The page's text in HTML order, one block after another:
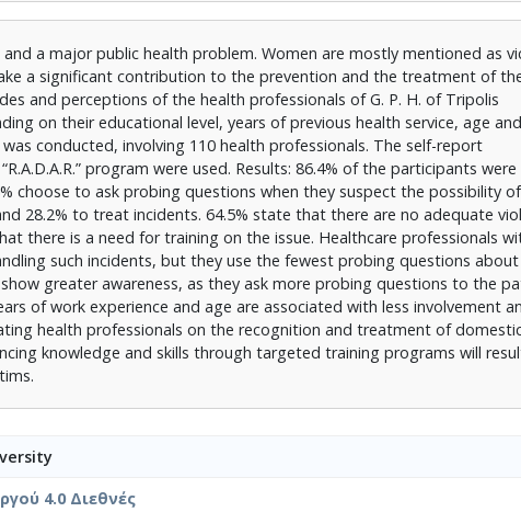
a major public health problem. Women are mostly mentioned as
a significant contribution to the prevention and the treatment of
and perceptions of the health professionals of G. P. H. of Tripolis
on their educational level, years of previous health service, age and
conducted, involving 110 health professionals. The self-report
program were used. Results: 86.4% of the participants were
choose to ask probing questions when they suspect the possibility of
28.2% to treat incidents. 64.5% state that there are no adequate
there is a need for training on the issue. Healthcare professionals
such incidents, but they use the fewest probing questions about
greater awareness, as they ask more probing questions to the
of work experience and age are associated with less involvement
health professionals on the recognition and treatment of
knowledge and skills through targeted training programs will
4.0 Διεθνές